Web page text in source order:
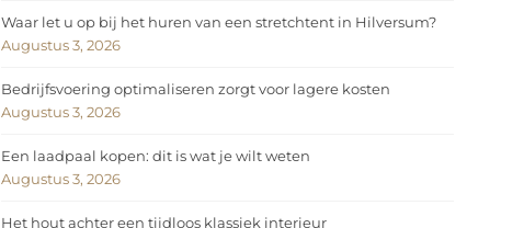
Waar let u op bij het huren van een stretchtent in Hilversum?
Augustus 3, 2026
Bedrijfsvoering optimaliseren zorgt voor lagere kosten
Augustus 3, 2026
Een laadpaal kopen: dit is wat je wilt weten
Augustus 3, 2026
Het hout achter een tijdloos klassiek interieur